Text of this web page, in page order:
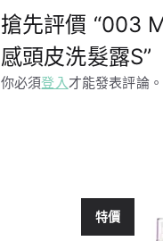
搶先評價 “003
感頭皮洗髮露S”
你必須登入才能發表評論。
特價